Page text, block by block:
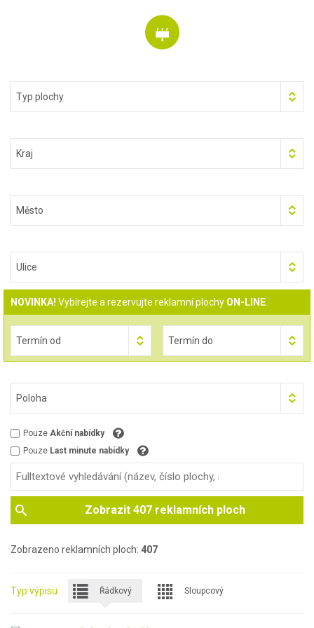
Typ plochy
Kraj
Město
Ulice
NOVINKA! Vybírejte a rezervujte reklamní plochy ON-LINE
Termín od Termín do
Poloha
Pouze Akční nabídky
Pouze Last minute nabídky
Zobrazit 407reklamních ploch
Zobrazeno reklamních ploch: 407
Typ výpisu Řádkový Sloupcový